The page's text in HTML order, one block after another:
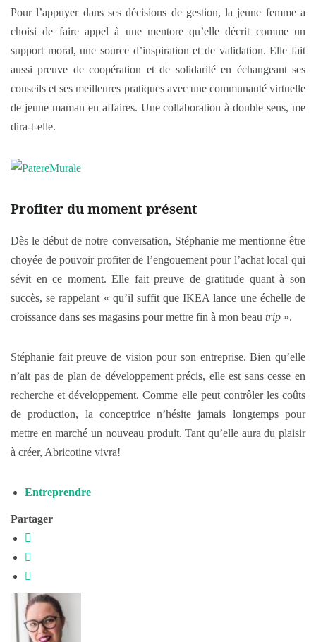
Pour l’appuyer dans ses décisions de gestion, la jeune femme a
choisi de faire appel à une mentore qu’elle décrit comme un
support moral, une source d’inspiration et de validation. Elle fait
aussi preuve de coopération et de solidarité en échangeant ses
conseils et ses meilleures pratiques avec une communauté virtuelle
de jeune maman en affaires. Une collaboration à double sens, me
dira-t-elle.
Profiter du moment présent
Dès le début de notre conversation, Stéphanie me mentionne être
choyée de pouvoir profiter de l’engouement pour l’achat local qui
sévit en ce moment. Elle fait preuve de gratitude quant à son
succès, se rappelant « qu’il suffit que IKEA lance une échelle de
croissance dans ses magasins pour mettre fin à mon beau trip ».
Stéphanie fait preuve de vision pour son entreprise. Bien qu’elle
n’ait pas de plan de développement précis, elle est sans cesse en
recherche et développement. Comme elle peut contrôler les coûts
de production, la conceptrice n’hésite jamais longtemps pour
mettre en marché un nouveau produit. Tant qu’elle aura du plaisir
à créer, Abricotine vivra!
Entreprendre
Partager